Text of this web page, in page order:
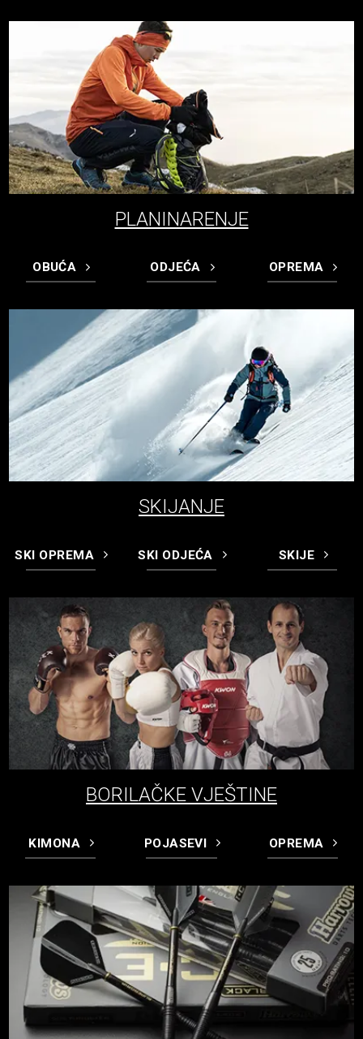
PLANINARENJE
OBUĆA ODJEĆA OPREMA
SKIJANJE
SKI OPREMA SKI ODJEĆA SKIJE
BORILAČKE VJEŠTINE
KIMONA POJASEVI OPREMA